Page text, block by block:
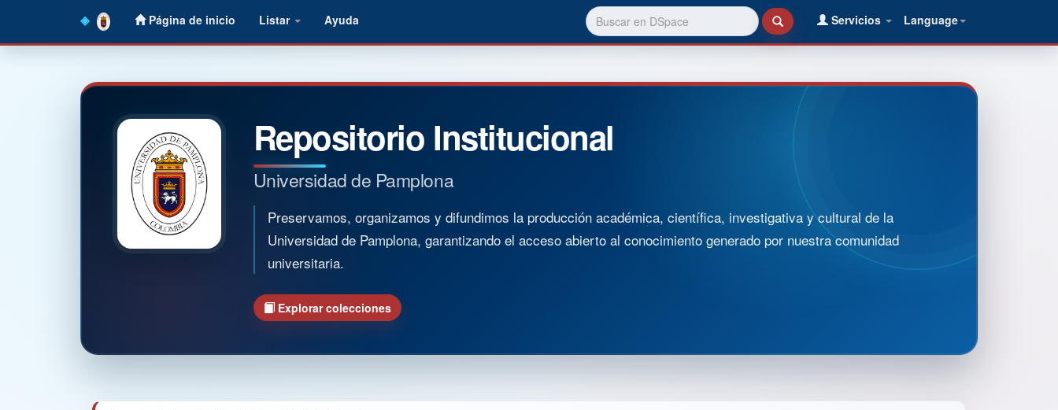
Página de inicio Listar Ayuda Language
Servicios
Repositorio Institucional
Universidad de Pamplona
Preservamos, organizamos y difundimos la producción académica, científica, investigativa y cultural de la
Universidad de Pamplona, garantizando el acceso abierto al conocimiento generado por nuestra comunidad
universitaria.
Explorar colecciones